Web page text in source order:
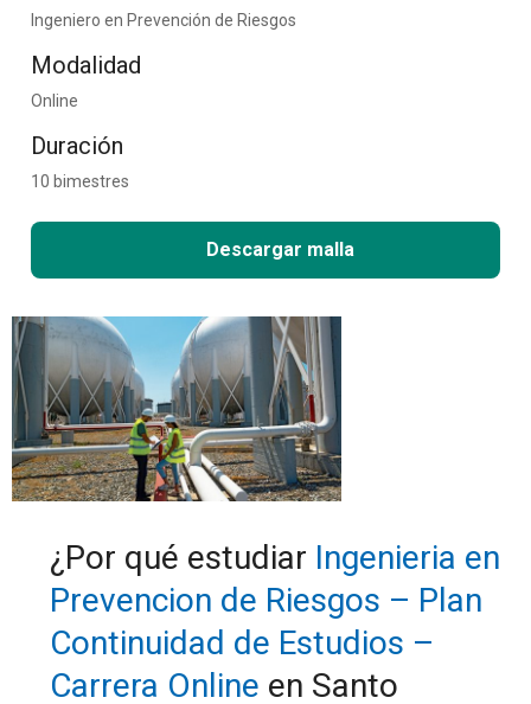
Ingeniero en Prevención de Riesgos
Modalidad
Online
Duración
10 bimestres
Descargar malla
¿Por qué estudiar Ingenieria en
Prevencion de Riesgos – Plan
Continuidad de Estudios –
Carrera Online en Santo